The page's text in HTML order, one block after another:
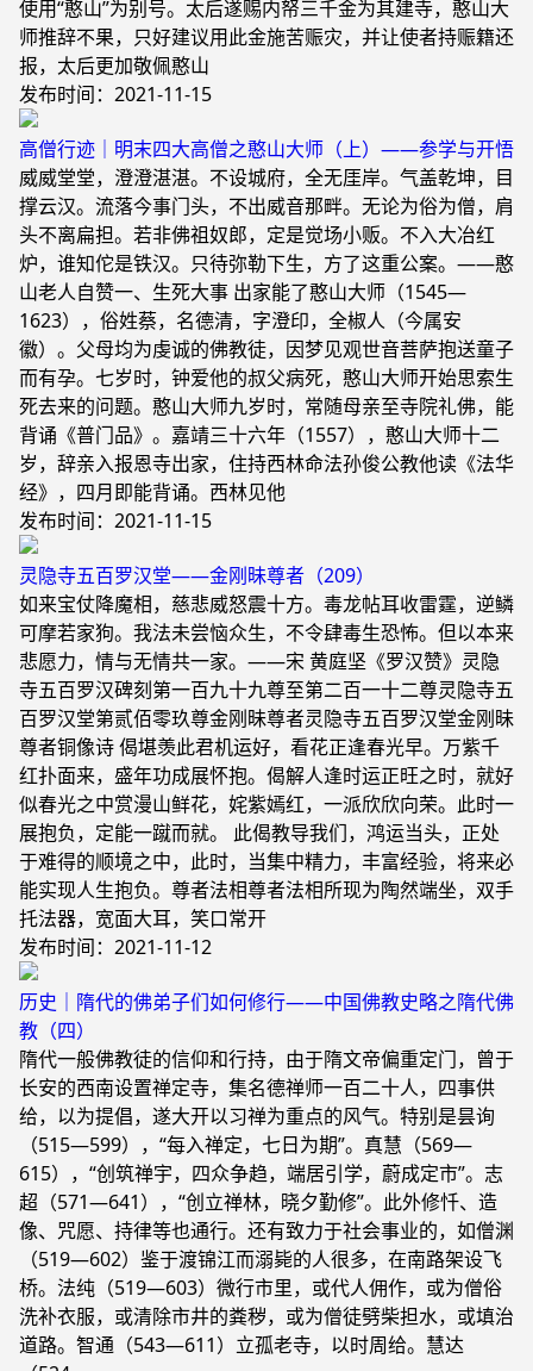
使用“憨山”为别号。太后遂赐内帑三千金为其建寺，憨山大
师推辞不果，只好建议用此金施苦赈灾，并让使者持赈籍还
报，太后更加敬佩憨山
发布时间：2021-11-15
高僧行迹｜明末四大高僧之憨山大师（上）——参学与开悟
威威堂堂，澄澄湛湛。不设城府，全无厓岸。气盖乾坤，目
撑云汉。流落今事门头，不出威音那畔。无论为俗为僧，肩
头不离扁担。若非佛祖奴郎，定是觉场小贩。不入大冶红
炉，谁知佗是铁汉。只待弥勒下生，方了这重公案。——憨
山老人自赞一、生死大事 出家能了憨山大师（1545—
1623），俗姓蔡，名德清，字澄印，全椒人（今属安
徽）。父母均为虔诚的佛教徒，因梦见观世音菩萨抱送童子
而有孕。七岁时，钟爱他的叔父病死，憨山大师开始思索生
死去来的问题。憨山大师九岁时，常随母亲至寺院礼佛，能
背诵《普门品》。嘉靖三十六年（1557），憨山大师十二
岁，辞亲入报恩寺出家，住持西林命法孙俊公教他读《法华
经》，四月即能背诵。西林见他
发布时间：2021-11-15
灵隐寺五百罗汉堂——金刚昧尊者（209）
如来宝仗降魔相，慈悲威怒震十方。毒龙帖耳收雷霆，逆鳞
可摩若家狗。我法未尝恼众生，不令肆毒生恐怖。但以本来
悲愿力，情与无情共一家。——宋 黄庭坚《罗汉赞》灵隐
寺五百罗汉碑刻第一百九十九尊至第二百一十二尊灵隐寺五
百罗汉堂第贰佰零玖尊金刚昧尊者灵隐寺五百罗汉堂金刚昧
尊者铜像诗 偈堪羡此君机运好，看花正逢春光早。万紫千
红扑面来，盛年功成展怀抱。偈解人逢时运正旺之时，就好
似春光之中赏漫山鲜花，姹紫嫣红，一派欣欣向荣。此时一
展抱负，定能一蹴而就。 此偈教导我们，鸿运当头，正处
于难得的顺境之中，此时，当集中精力，丰富经验，将来必
能实现人生抱负。尊者法相尊者法相所现为陶然端坐，双手
托法器，宽面大耳，笑口常开
发布时间：2021-11-12
​历史｜隋代的佛弟子们如何修行——中国佛教史略之隋代佛
教（四）
隋代一般佛教徒的信仰和行持，由于隋文帝偏重定门，曾于
长安的西南设置禅定寺，集名德禅师一百二十人，四事供
给，以为提倡，遂大开以习禅为重点的风气。特别是昙询
（515—599），“每入禅定，七日为期”。真慧（569—
615），“创筑禅宇，四众争趋，端居引学，蔚成定市”。志
超（571—641），“创立禅林，晓夕勤修”。此外修忏、造
像、咒愿、持律等也通行。还有致力于社会事业的，如僧渊
（519—602）鉴于渡锦江而溺毙的人很多，在南路架设飞
桥。法纯（519—603）微行市里，或代人佣作，或为僧俗
洗补衣服，或清除市井的粪秽，或为僧徒劈柴担水，或填治
道路。智通（543—611）立孤老寺，以时周给。慧达